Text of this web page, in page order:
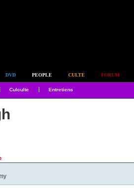
DVD PEOPLE CULTE FORUM
Culculte Entretiens